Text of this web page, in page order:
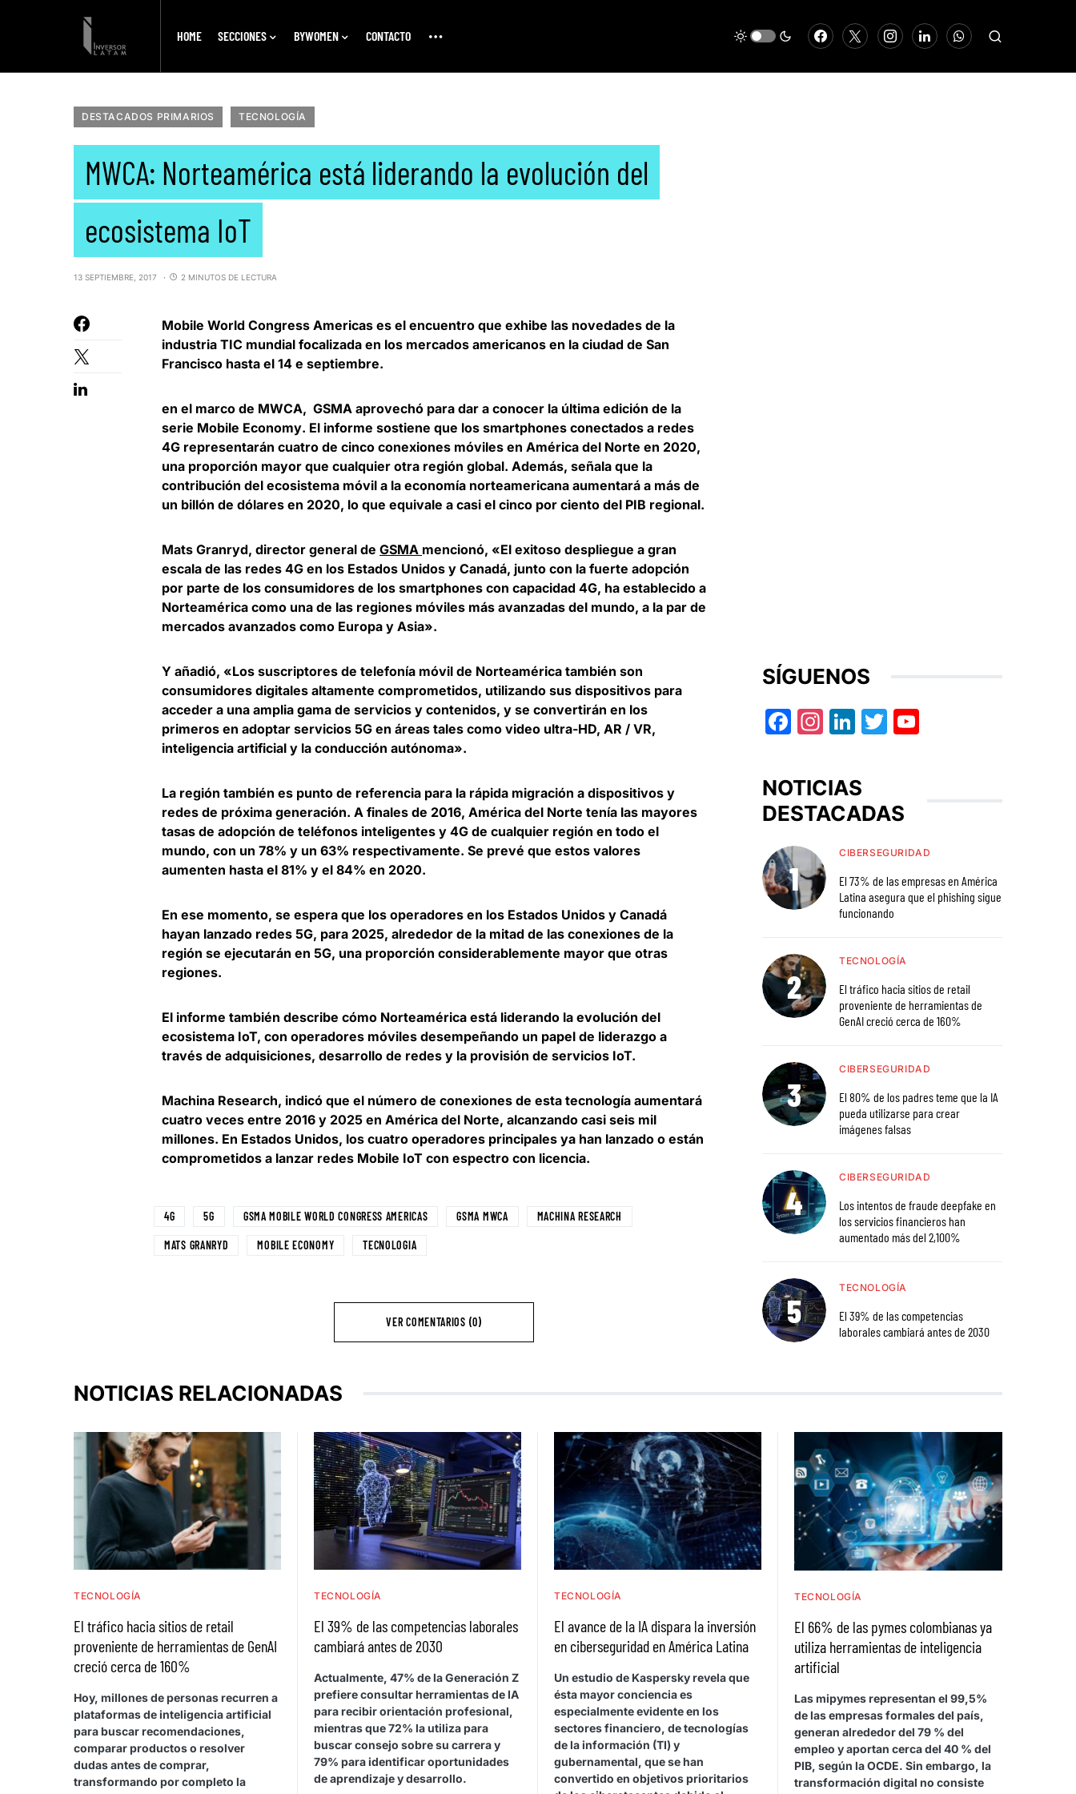
HOME SECCIONES BYWOMEN CONTACTO
DESTACADOS PRIMARIOS TECNOLOGÍA
MWCA: Norteamérica está liderando la evolución del
ecosistema IoT
13 SEPTIEMBRE, 2017 2 MINUTOS DE LECTURA
Mobile World Congress Americas es el encuentro que exhibe las novedades de la
industria TIC mundial focalizada en los mercados americanos en la ciudad de San
Francisco hasta el 14 e septiembre.
en el marco de MWCA, GSMA aprovechó para dar a conocer la última edición de la
serie Mobile Economy. El informe sostiene que los smartphones conectados a redes
4G representarán cuatro de cinco conexiones móviles en América del Norte en 2020,
una proporción mayor que cualquier otra región global. Además, señala que la
contribución del ecosistema móvil a la economía norteamericana aumentará a más de
un billón de dólares en 2020, lo que equivale a casi el cinco por ciento del PIB regional.
Mats Granryd, director general de GSMA mencionó, «El exitoso despliegue a gran
escala de las redes 4G en los Estados Unidos y Canadá, junto con la fuerte adopción
por parte de los consumidores de los smartphones con capacidad 4G, ha establecido a
Norteamérica como una de las regiones móviles más avanzadas del mundo, a la par de
mercados avanzados como Europa y Asia».
Y añadió, «Los suscriptores de telefonía móvil de Norteamérica también son
consumidores digitales altamente comprometidos, utilizando sus dispositivos para
acceder a una amplia gama de servicios y contenidos, y se convertirán en los
primeros en adoptar servicios 5G en áreas tales como video ultra-HD, AR / VR,
inteligencia artificial y la conducción autónoma».
La región también es punto de referencia para la rápida migración a dispositivos y
redes de próxima generación. A finales de 2016, América del Norte tenía las mayores
tasas de adopción de teléfonos inteligentes y 4G de cualquier región en todo el
mundo, con un 78% y un 63% respectivamente. Se prevé que estos valores
aumenten hasta el 81% y el 84% en 2020.
En ese momento, se espera que los operadores en los Estados Unidos y Canadá
hayan lanzado redes 5G, para 2025, alrededor de la mitad de las conexiones de la
región se ejecutarán en 5G, una proporción considerablemente mayor que otras
regiones.
El informe también describe cómo Norteamérica está liderando la evolución del
ecosistema IoT, con operadores móviles desempeñando un papel de liderazgo a
través de adquisiciones, desarrollo de redes y la provisión de servicios IoT.
Machina Research, indicó que el número de conexiones de esta tecnología aumentará
cuatro veces entre 2016 y 2025 en América del Norte, alcanzando casi seis mil
millones. En Estados Unidos, los cuatro operadores principales ya han lanzado o están
comprometidos a lanzar redes Mobile IoT con espectro con licencia.
4G 5G GSMA MOBILE WORLD CONGRESS AMERICAS GSMA MWCA MACHINA RESEARCH
MATS GRANRYD MOBILE ECONOMY TECNOLOGIA
VER COMENTARIOS (0)
SÍGUENOS
Facebook
Instagram
LinkedIn
Twitter
NOTICIAS
DESTACADAS
CIBERSEGURIDAD
El 73% de las empresas en América
Latina asegura que el phishing sigue
funcionando
TECNOLOGÍA
El tráfico hacia sitios de retail
proveniente de herramientas de
GenAI creció cerca de 160%
CIBERSEGURIDAD
El 80% de los padres teme que la IA
pueda utilizarse para crear
imágenes falsas
CIBERSEGURIDAD
Los intentos de fraude deepfake en
los servicios financieros han
aumentado más del 2,100%
TECNOLOGÍA
El 39% de las competencias
laborales cambiará antes de 2030
NOTICIAS RELACIONADAS
TECNOLOGÍA
El tráfico hacia sitios de retail
proveniente de herramientas de GenAI
creció cerca de 160%
Hoy, millones de personas recurren a
plataformas de inteligencia artificial
para buscar recomendaciones,
comparar productos o resolver
dudas antes de comprar,
transformando por completo la
TECNOLOGÍA
El 39% de las competencias laborales
cambiará antes de 2030
Actualmente, 47% de la Generación Z
prefiere consultar herramientas de IA
para recibir orientación profesional,
mientras que 72% la utiliza para
buscar consejo sobre su carrera y
79% para identificar oportunidades
de aprendizaje y desarrollo.
TECNOLOGÍA
El avance de la IA dispara la inversión
en ciberseguridad en América Latina
Un estudio de Kaspersky revela que
ésta mayor conciencia es
especialmente evidente en los
sectores financiero, de tecnologías
de la información (TI) y
gubernamental, que se han
convertido en objetivos prioritarios
TECNOLOGÍA
El 66% de las pymes colombianas ya
utiliza herramientas de inteligencia
artificial
Las mipymes representan el 99,5%
de las empresas formales del país,
generan alrededor del 79 % del
empleo y aportan cerca del 40 % del
PIB, según la OCDE. Sin embargo, la
transformación digital no consiste